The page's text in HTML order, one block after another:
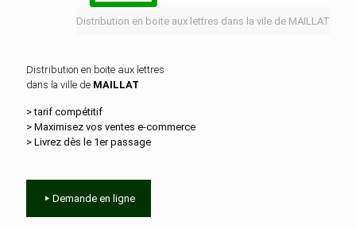
Distribution en boite aux lettres dans la vile de MAILLAT
Distribution en boite aux lettres
dans la ville de MAILLAT
> tarif compétitif
> Maximisez vos ventes e‑commerce
> Livrez dès le 1er passage
Demande en ligne